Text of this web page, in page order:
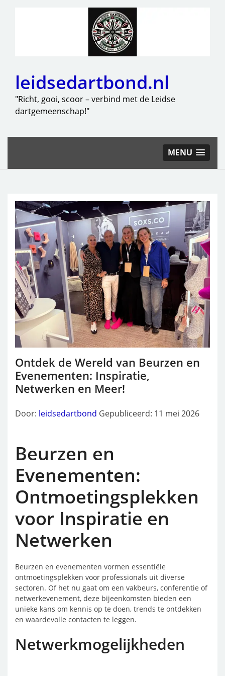
leidsedartbond.nl
"Richt, gooi, scoor – verbind met de Leidse
dartgemeenschap!"
MENU
Ontdek de Wereld van Beurzen en
Evenementen: Inspiratie,
Netwerken en Meer!
Door: leidsedartbond Gepubliceerd: 11 mei 2026
Beurzen en
Evenementen:
Ontmoetingsplekken
voor Inspiratie en
Netwerken
Beurzen en evenementen vormen essentiële
ontmoetingsplekken voor professionals uit diverse
sectoren. Of het nu gaat om een vakbeurs, conferentie of
netwerkevenement, deze bijeenkomsten bieden een
unieke kans om kennis op te doen, trends te ontdekken
en waardevolle contacten te leggen.
Netwerkmogelijkheden